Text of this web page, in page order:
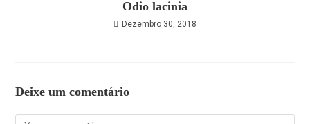
Odio lacinia
Dezembro 30, 2018
Deixe um comentário